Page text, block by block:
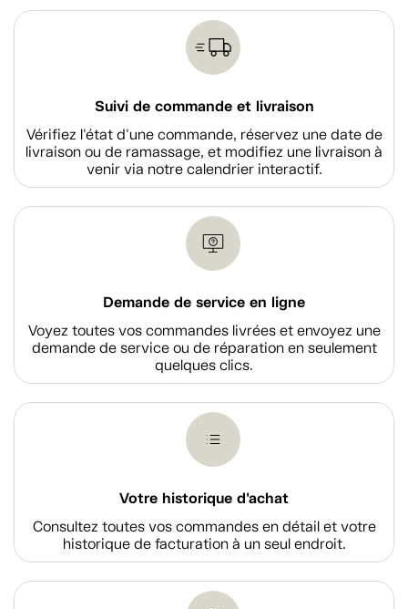
Suivi de commande et livraison
Vérifiez l'état d'une commande, réservez une date de
livraison ou de ramassage, et modifiez une livraison à
venir via notre calendrier interactif.
Demande de service en ligne
Voyez toutes vos commandes livrées et envoyez une
demande de service ou de réparation en seulement
quelques clics.
Votre historique d'achat
Consultez toutes vos commandes en détail et votre
historique de facturation à un seul endroit.